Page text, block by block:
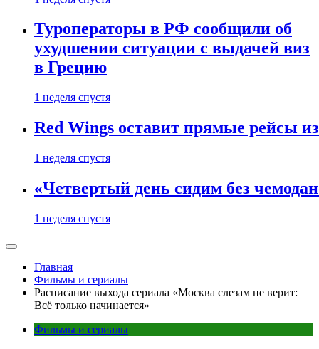
Туроператоры в РФ сообщили об
ухудшении ситуации с выдачей виз
в Грецию
1 неделя спустя
Red Wings оставит прямые рейсы
1 неделя спустя
«Четвертый день сидим без
1 неделя спустя
Главная
Фильмы и сериалы
Расписание выхода сериала «Москва слезам не верит:
Всё только начинается»
Фильмы и сериалы